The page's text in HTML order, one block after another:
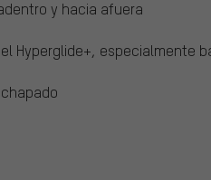
y hacia afuera
Hyperglide+, especialmente